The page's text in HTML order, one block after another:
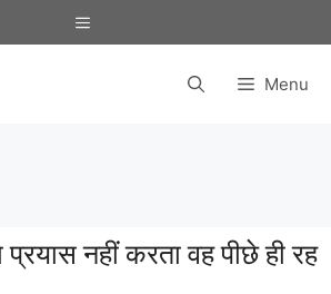
Menu
Menu
नहीं करता वह पीछे ही रह